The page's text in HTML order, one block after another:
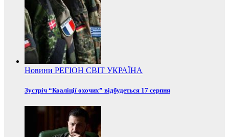
Новини РЕГІОН СВІТ УКРАЇНА
Зустріч “Коаліції охочих” відбудеться 17 серпня